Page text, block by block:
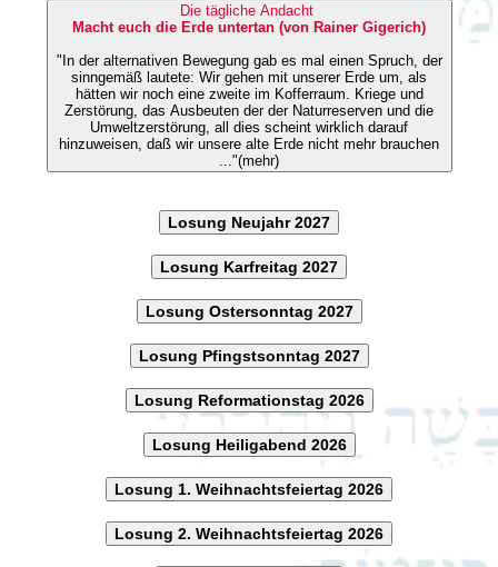
Die tägliche Andacht
Macht euch die Erde untertan (von Rainer Gigerich)
"In der alternativen Bewegung gab es mal einen Spruch, der
sinngemäß lautete: Wir gehen mit unserer Erde um, als
hätten wir noch eine zweite im Kofferraum. Kriege und
Zerstörung, das Ausbeuten der der Naturreserven und die
Umweltzerstörung, all dies scheint wirklich darauf
hinzuweisen, daß wir unsere alte Erde nicht mehr brauchen
..."(mehr)
Losung Neujahr 2027
Losung Karfreitag 2027
Losung Ostersonntag 2027
Losung Pfingstsonntag 2027
Losung Reformationstag 2026
Losung Heiligabend 2026
Losung 1. Weihnachtsfeiertag 2026
Losung 2. Weihnachtsfeiertag 2026